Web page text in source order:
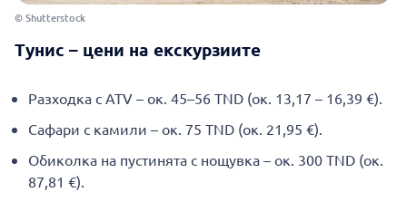
© Shutterstock
Тунис – цени на екскурзиите
Разходка с ATV – ок. 45–56 TND (ок. 13,17 – 16,39 €).
Сафари с камили – ок. 75 TND (ок. 21,95 €).
Обиколка на пустинята с нощувка – ок. 300 TND (ок.
87,81 €).